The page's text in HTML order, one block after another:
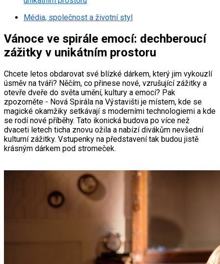
Média, společnost a životní styl
Vánoce ve spirále emocí: dechberoucí
zážitky v unikátním prostoru
Chcete letos obdarovat své blízké dárkem, který jim vykouzlí
úsměv na tváři? Něčím, co přinese nové, vzrušující zážitky a
otevře dveře do světa umění, kultury a emocí? Pak
zpozorněte - Nová Spirála na Výstavišti je místem, kde se
magické okamžiky setkávají s moderními technologiemi a kde
se rodí nové příběhy. Tato ikonická budova po více než
dvaceti letech ticha znovu ožila a nabízí divákům nevšední
kulturní zážitky. Vstupenky na představení tak budou jistě
krásným dárkem pod stromeček.